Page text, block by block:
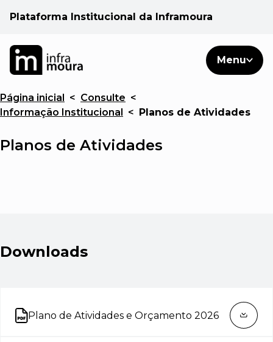
Plataforma Institucional da Inframoura
Menu
Pesquisar
Áreas de atuação
PT
Página inicial < Consulte <
Informação Institucional < Planos de Atividades
Planos de Atividades
Downloads
Plano de Atividades e Orçamento 2026
Abre num novo separador